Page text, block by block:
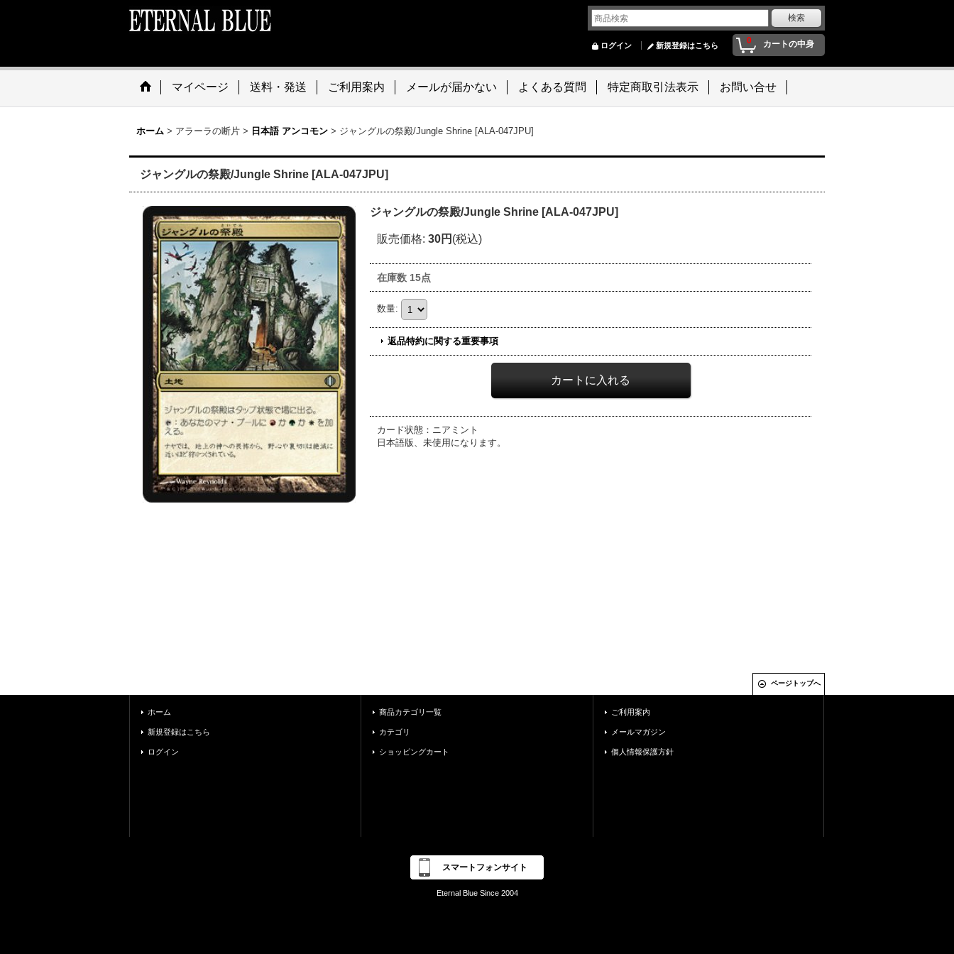
0 カートの中身
ログイン 新規登録はこちら
マイページ 送料・発送 ご利用案内 メールが届かない よくある質問 特定商取引法表示 お問い合せ
ホーム > アラーラの断片 > 日本語 アンコモン > ジャングルの祭殿/Jungle Shrine [ALA-047JPU]
ジャングルの祭殿/Jungle Shrine [ALA-047JPU]
ジャングルの祭殿/Jungle Shrine [ALA-047JPU]
販売価格: 30円 (税込)
在庫数 15点
数量:
返品特約に関する重要事項
カード状態：ニアミント
日本語版、未使用になります。
ページトップへ
ホーム
新規登録はこちら
ログイン
商品カテゴリ一覧
カテゴリ
ショッピングカート
ご利用案内
メールマガジン
個人情報保護方針
スマートフォンサイト
Eternal Blue Since 2004